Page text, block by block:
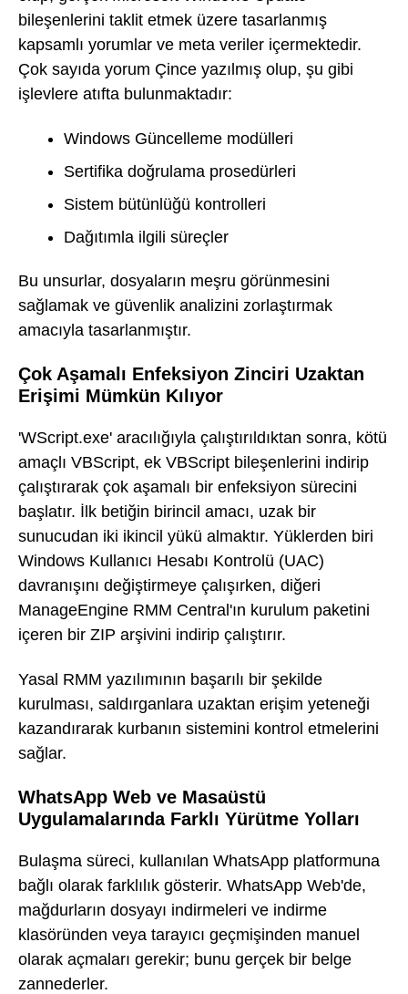
bileşenlerini taklit etmek üzere tasarlanmış
kapsamlı yorumlar ve meta veriler içermektedir.
Çok sayıda yorum Çince yazılmış olup, şu gibi
işlevlere atıfta bulunmaktadır:
Windows Güncelleme modülleri
Sertifika doğrulama prosedürleri
Sistem bütünlüğü kontrolleri
Dağıtımla ilgili süreçler
Bu unsurlar, dosyaların meşru görünmesini
sağlamak ve güvenlik analizini zorlaştırmak
amacıyla tasarlanmıştır.
Çok Aşamalı Enfeksiyon Zinciri Uzaktan
Erişimi Mümkün Kılıyor
'WScript.exe' aracılığıyla çalıştırıldıktan sonra, kötü
amaçlı VBScript, ek VBScript bileşenlerini indirip
çalıştırarak çok aşamalı bir enfeksiyon sürecini
başlatır. İlk betiğin birincil amacı, uzak bir
sunucudan iki ikincil yükü almaktır. Yüklerden biri
Windows Kullanıcı Hesabı Kontrolü (UAC)
davranışını değiştirmeye çalışırken, diğeri
ManageEngine RMM Central'ın kurulum paketini
içeren bir ZIP arşivini indirip çalıştırır.
Yasal RMM yazılımının başarılı bir şekilde
kurulması, saldırganlara uzaktan erişim yeteneği
kazandırarak kurbanın sistemini kontrol etmelerini
sağlar.
WhatsApp Web ve Masaüstü
Uygulamalarında Farklı Yürütme Yolları
Bulaşma süreci, kullanılan WhatsApp platformuna
bağlı olarak farklılık gösterir. WhatsApp Web'de,
mağdurların dosyayı indirmeleri ve indirme
klasöründen veya tarayıcı geçmişinden manuel
olarak açmaları gerekir; bunu gerçek bir belge
zannederler.